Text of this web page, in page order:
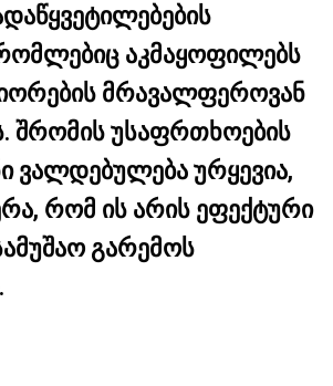
აკმაყოფილებს
მრავალფეროვან
შრომის უსაფრთხოების
ვალდებულება ურყევია,
რომ ის არის ეფექტური
გარემოს